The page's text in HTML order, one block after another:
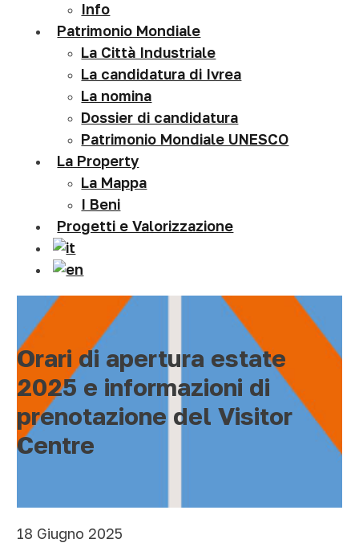
Info
Patrimonio Mondiale
La Città Industriale
La candidatura di Ivrea
La nomina
Dossier di candidatura
Patrimonio Mondiale UNESCO
La Property
La Mappa
I Beni
Progetti e Valorizzazione
Orari di apertura estate
2025 e informazioni di
prenotazione del Visitor
Centre
18 Giugno 2025